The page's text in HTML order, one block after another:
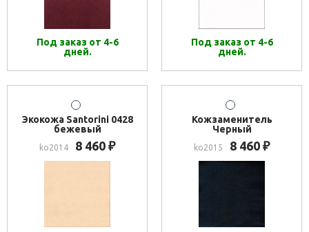
Под заказ от 4-6
дней.
Под заказ от 4-6
дней.
Экокожа Santorini 0428
бежевый
ko2014 8 460 ₽
Кожзаменитель
Черный
ko2015 8 460 ₽